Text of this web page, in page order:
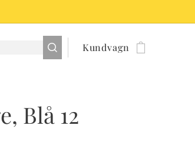
Kundvagn
Blå 12